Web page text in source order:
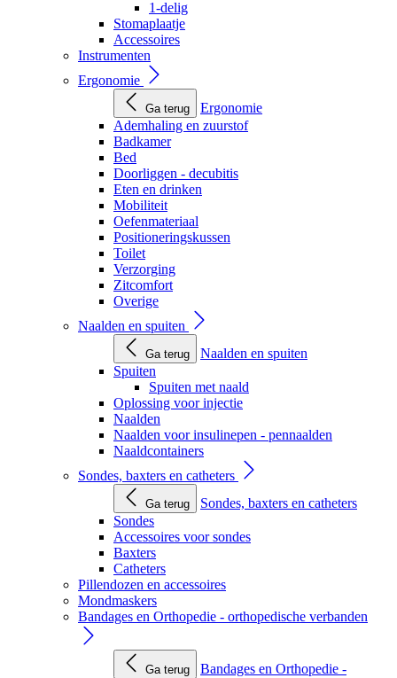
1-delig
Stomaplaatje
Accessoires
Instrumenten
Ergonomie
Ga terug
Ergonomie
Ademhaling en zuurstof
Badkamer
Bed
Doorliggen - decubitis
Eten en drinken
Mobiliteit
Oefenmateriaal
Positioneringskussen
Toilet
Verzorging
Zitcomfort
Overige
Naalden en spuiten
Ga terug
Naalden en spuiten
Spuiten
Spuiten met naald
Oplossing voor injectie
Naalden
Naalden voor insulinepen - pennaalden
Naaldcontainers
Sondes, baxters en catheters
Ga terug
Sondes, baxters en catheters
Sondes
Accessoires voor sondes
Baxters
Catheters
Pillendozen en accessoires
Mondmaskers
Bandages en Orthopedie - orthopedische verbanden
Ga terug
Bandages en Orthopedie -